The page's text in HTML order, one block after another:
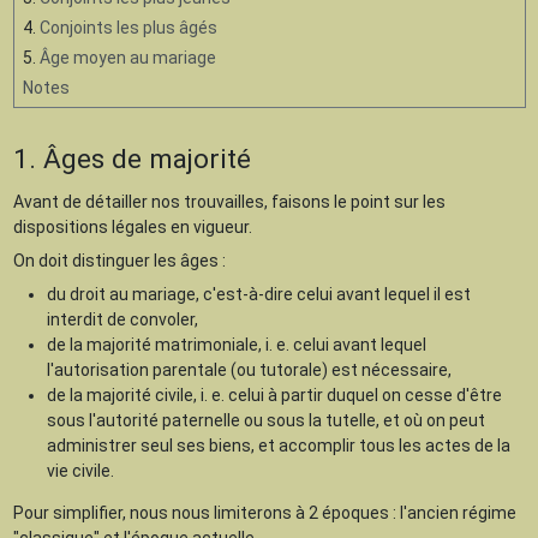
4. Conjoints les plus âgés
5. Âge moyen au mariage
Notes
1. Âges de majorité
Avant de détailler nos trouvailles, faisons le point sur les
dispositions légales en vigueur.
On doit distinguer les âges :
du droit au mariage, c'est-à-dire celui avant lequel il est
interdit de convoler,
de la majorité matrimoniale, i. e. celui avant lequel
l'autorisation parentale (ou tutorale) est nécessaire,
de la majorité civile, i. e. celui à partir duquel on cesse d'être
sous l'autorité paternelle ou sous la tutelle, et où on peut
administrer seul ses biens, et accomplir tous les actes de la
vie civile.
Pour simplifier, nous nous limiterons à 2 époques : l'ancien régime